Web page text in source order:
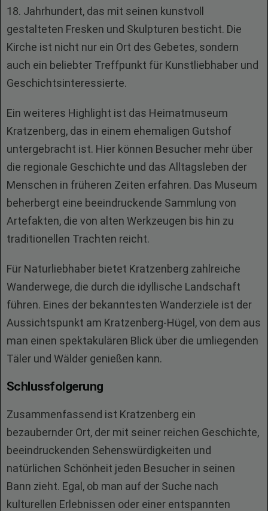
18. Jahrhundert, das mit seinen kunstvoll
gestalteten Fresken und Skulpturen besticht. Die
Kirche ist nicht nur ein Ort des Gebetes, sondern
auch ein beliebter Treffpunkt für Kunstliebhaber und
Geschichtsinteressierte.
Ein weiteres Highlight ist das Heimatmuseum
Kratzenberg, das in einem ehemaligen Gutshof
untergebracht ist. Hier können Besucher mehr über
die regionale Geschichte und das Alltagsleben der
Menschen in früheren Zeiten erfahren. Das Museum
beherbergt eine beeindruckende Sammlung von
Artefakten, die von alten Werkzeugen bis hin zu
traditionellen Trachten reicht.
Für Naturliebhaber bietet Kratzenberg zahlreiche
Wanderwege, die durch die idyllische Landschaft
führen. Eines der bekanntesten Wanderziele ist der
Aussichtspunkt am Kratzenberg-Hügel, von dem aus
man einen spektakulären Blick über die umliegenden
Täler und Wälder genießen kann.
Schlussfolgerung
Zusammenfassend ist Kratzenberg ein
bezaubernder Ort, der mit seiner reichen Geschichte,
beeindruckenden Sehenswürdigkeiten und
natürlichen Schönheit jeden Besucher in seinen
Bann zieht. Egal, ob man auf der Suche nach
kulturellen Erlebnissen oder einer entspannten